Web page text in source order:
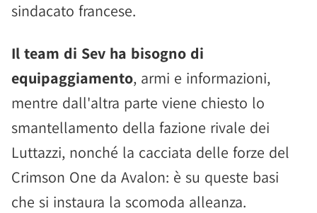
sindacato francese.
Il team di Sev ha bisogno di
equipaggiamento, armi e informazioni,
mentre dall'altra parte viene chiesto lo
smantellamento della fazione rivale dei
Luttazzi, nonché la cacciata delle forze del
Crimson One da Avalon: è su queste basi
che si instaura la scomoda alleanza.